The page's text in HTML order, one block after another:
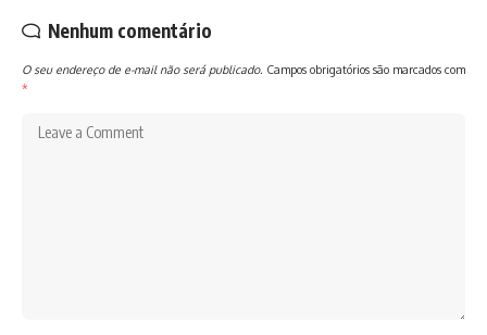
Nenhum comentário
O seu endereço de e-mail não será publicado. Campos obrigatórios são marcados com
*